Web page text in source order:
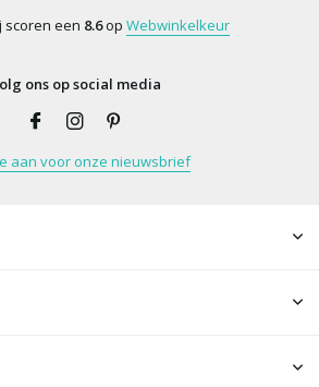
scoren een 8.6op Webwinkelkeur
ons op social media
aan voor onze nieuwsbrief